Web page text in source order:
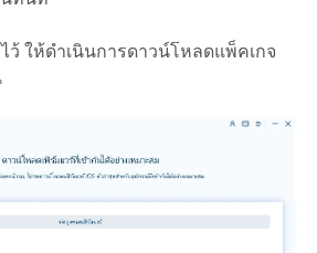
ว้ ให้ดำเนินการดาวน์โหลดแพ็คเกจ